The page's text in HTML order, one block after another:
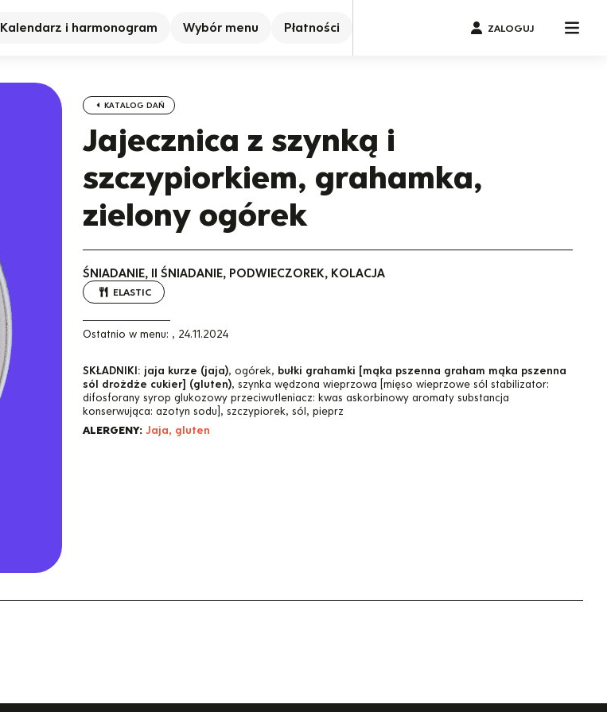
Kalendarz i harmonogram Wybór menu Płatności ZALOGUJ
KATALOG DAŃ
Jajecznica z szynką i
szczypiorkiem, grahamka,
zielony ogórek
ŚNIADANIE, II ŚNIADANIE, PODWIECZOREK, KOLACJA
ELASTIC
Ostatnio w menu: , 24.11.2024
SKŁADNIKI: jaja kurze (jaja), ogórek, bułki grahamki [mąka pszenna graham mąka pszenna
sól drożdże cukier] (gluten), szynka wędzona wieprzowa [mięso wieprzowe sól stabilizator:
difosforany syrop glukozowy przeciwutleniacz: kwas askorbinowy aromaty substancja
konserwująca: azotyn sodu], szczypiorek, sól, pieprz
ALERGENY: Jaja, gluten